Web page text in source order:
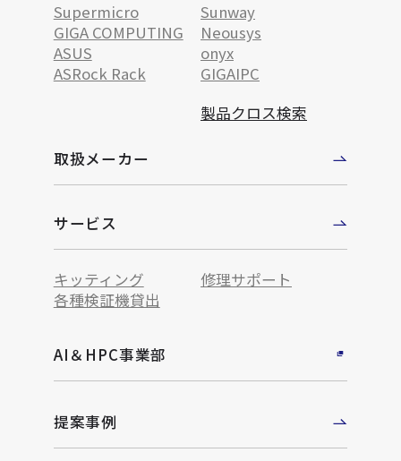
Supermicro
Sunway
GIGA COMPUTING
Neousys
ASUS
onyx
ASRock Rack
GIGAIPC
製品クロス検索
取扱メーカー
サービス
キッティング
修理サポート
各種検証機貸出
AI＆HPC事業部
提案事例